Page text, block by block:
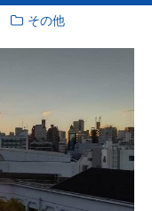
その他